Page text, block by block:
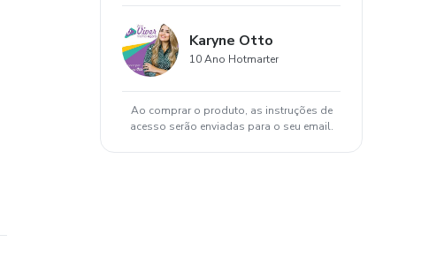
Karyne Otto
10 Ano Hotmarter
Ao comprar o produto, as instruções de
acesso serão enviadas para o seu email.